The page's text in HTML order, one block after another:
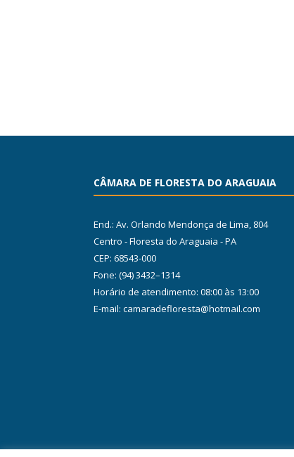
CÂMARA DE FLORESTA DO ARAGUAIA
End.: Av. Orlando Mendonça de Lima, 804
Centro - Floresta do Araguaia - PA
CEP: 68543-000
Fone: (94) 3432–1314
Horário de atendimento: 08:00 às 13:00
E-mail: camaradefloresta@hotmail.com